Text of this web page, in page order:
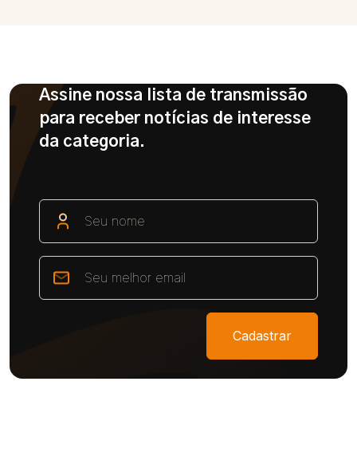
Assine nossa lista de transmissão
para receber notícias de interesse
da categoria.
Cadastrar